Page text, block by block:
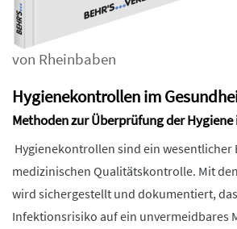
von Rheinbaben
Hygienekontrollen im
Methoden zur Überprüfung der Hygiene
Hygienekontrollen sind ein wesentlicher
medizinischen Qualitätskontrolle. Mit
wird sichergestellt und dokumentiert,
Infektionsrisiko auf ein unvermeidbares